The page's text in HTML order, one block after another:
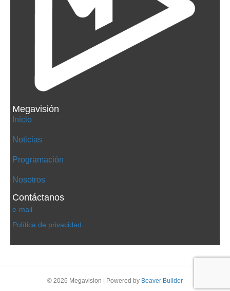
Megavisión
Inicio
Noticias
Programación
Nosotros
Contáctanos
e-mail
Política de privacidad
© 2026 Megavision Powered by Beaver Builder